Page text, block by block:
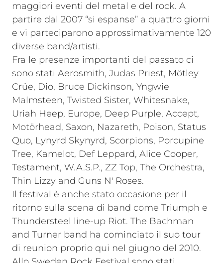
maggiori eventi del metal e del rock. A
partire dal 2007 “si espanse” a quattro giorni
e vi parteciparono approssimativamente 120
diverse band/artisti.
Fra le presenze importanti del passato ci
sono stati Aerosmith, Judas Priest, Mötley
Crüe, Dio, Bruce Dickinson, Yngwie
Malmsteen, Twisted Sister, Whitesnake,
Uriah Heep, Europe, Deep Purple, Accept,
Motörhead, Saxon, Nazareth, Poison, Status
Quo, Lynyrd Skynyrd, Scorpions, Porcupine
Tree, Kamelot, Def Leppard, Alice Cooper,
Testament, W.A.S.P., ZZ Top, The Orchestra,
Thin Lizzy and Guns N' Roses.
Il festival è anche stato occasione per il
ritorno sulla scena di band come Triumph e
Thundersteel line-up Riot. The Bachman
and Turner band ha cominciato il suo tour
di reunion proprio qui nel giugno del 2010.